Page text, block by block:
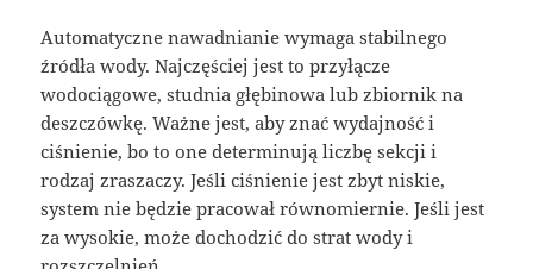
Automatyczne nawadnianie wymaga stabilnego
źródła wody. Najczęściej jest to przyłącze
wodociągowe, studnia głębinowa lub zbiornik na
deszczówkę. Ważne jest, aby znać wydajność i
ciśnienie, bo to one determinują liczbę sekcji i
rodzaj zraszaczy. Jeśli ciśnienie jest zbyt niskie,
system nie będzie pracował równomiernie. Jeśli jest
za wysokie, może dochodzić do strat wody i